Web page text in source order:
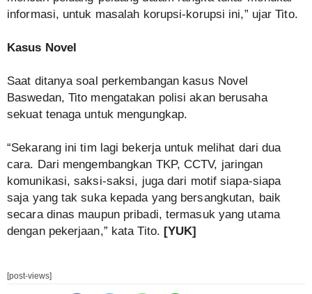
informasi, untuk masalah korupsi-korupsi ini,” ujar Tito.
Kasus Novel
Saat ditanya soal perkembangan kasus Novel
Baswedan, Tito mengatakan polisi akan berusaha
sekuat tenaga untuk mengungkap.
“Sekarang ini tim lagi bekerja untuk melihat dari dua
cara. Dari mengembangkan TKP, CCTV, jaringan
komunikasi, saksi-saksi, juga dari motif siapa-siapa
saja yang tak suka kepada yang bersangkutan, baik
secara dinas maupun pribadi, termasuk yang utama
dengan pekerjaan,” kata Tito. [YUK]
[post-views]